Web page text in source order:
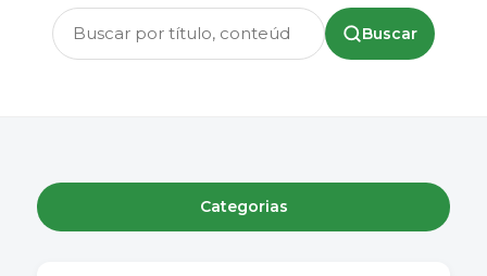
Buscar
Categorias